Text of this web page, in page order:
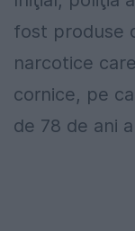
fost produse
narcotice
cornice, pe
de 78 de ani